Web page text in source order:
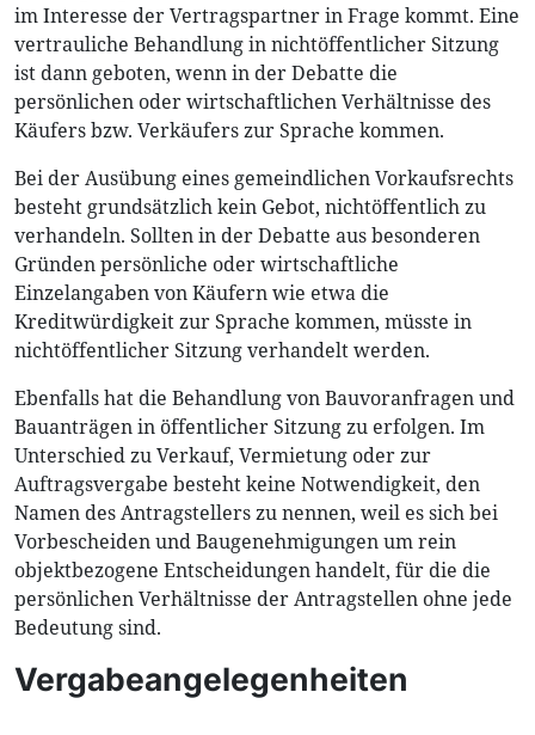
im Interesse der Vertragspartner in Frage kommt. Eine
vertrauliche Behandlung in nichtöffentlicher Sitzung
ist dann geboten, wenn in der Debatte die
persönlichen oder wirtschaftlichen Verhältnisse des
Käufers bzw. Verkäufers zur Sprache kommen.
Bei der Ausübung eines gemeindlichen Vorkaufsrechts
besteht grundsätzlich kein Gebot, nichtöffentlich zu
verhandeln. Sollten in der Debatte aus besonderen
Gründen persönliche oder wirtschaftliche
Einzelangaben von Käufern wie etwa die
Kreditwürdigkeit zur Sprache kommen, müsste in
nichtöffentlicher Sitzung verhandelt werden.
Ebenfalls hat die Behandlung von Bauvoranfragen und
Bauanträgen in öffentlicher Sitzung zu erfolgen. Im
Unterschied zu Verkauf, Vermietung oder zur
Auftragsvergabe besteht keine Notwendigkeit, den
Namen des Antragstellers zu nennen, weil es sich bei
Vorbescheiden und Baugenehmigungen um rein
objektbezogene Entscheidungen handelt, für die die
persönlichen Verhältnisse der Antragstellen ohne jede
Bedeutung sind.
Vergabeangelegenheiten